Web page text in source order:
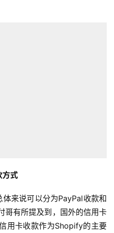
方式
来说可以分为PayPal收款和
哥有所提及到，国外的信用卡
用卡收款作为Shopify的主要